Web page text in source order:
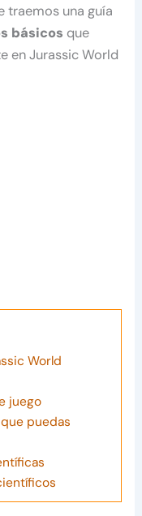
traemos una guía
básicos que
en Jurassic World
World
juego
puedas